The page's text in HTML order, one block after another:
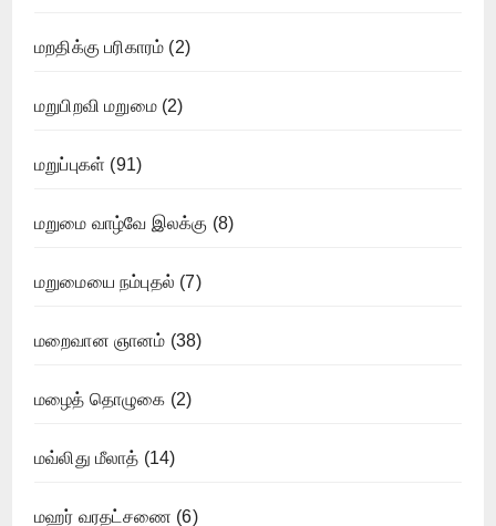
மறதிக்கு பரிகாரம் (2)
மறுபிறவி மறுமை(2)
மறுப்புகள் (91)
மறுமை வாழ்வே இலக்கு (8)
மறுமையை நம்புதல் (7)
மறைவான ஞானம் (38)
மழைத் தொழுகை (2)
மவ்லிது மீலாத் (14)
மஹர் வரதட்சணை (6)